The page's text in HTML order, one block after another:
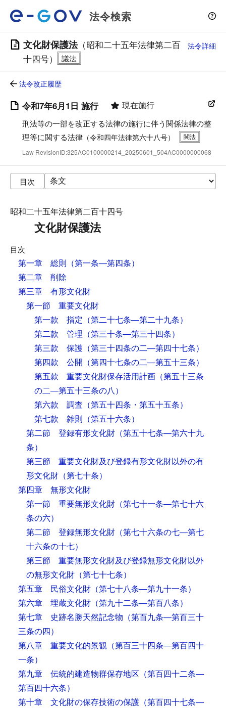
法令検索
文化財保護法（昭和二十五年法律第二百
十四号）
法令詳細
法令改正履歴
令和7年6月1日 施行 現在施行
刑法等の一部を改正する法律の施行に伴う関係法律の整
理等に関する法律 （令和四年法律第六十八号）
Law RevisionID:325AC0100000214_20250601_504AC0000000068
目次
昭和二十五年法律第二百十四号
文化財保護法
目次
第一章 総則 （第一条―第四条）
第二章 削除
第三章 有形文化財
第一節 重要文化財
第一款 指定 （第二十七条―第二十九条）
第二款 管理 （第三十条―第三十四条）
第三款 保護 （第三十四条の二―第四十七条）
第四款 公開 （第四十七条の二―第五十三条）
第五款 重要文化財保存活用計画 （第五十三条
の二―第五十三条の八）
第六款 調査 （第五十四条・第五十五条）
第七款 雑則 （第五十六条）
第二節 登録有形文化財 （第五十七条―第六十九
条）
第三節 重要文化財及び登録有形文化財以外の有
形文化財 （第七十条）
第四章 無形文化財
第一節 重要無形文化財 （第七十一条―第七十六
条の六）
第二節 登録無形文化財 （第七十六条の七―第七
十六条の十七）
第三節 重要無形文化財及び登録無形文化財以外
の無形文化財 （第七十七条）
第五章 民俗文化財 （第七十八条―第九十一条）
第六章 埋蔵文化財 （第九十二条―第百八条）
第七章 史跡名勝天然記念物 （第百九条―第百三十
三条の四）
第八章 重要文化的景観 （第百三十四条―第百四十
一条）
第九章 伝統的建造物群保存地区 （第百四十二条―
第百四十六条）
第十章 文化財の保存技術の保護 （第百四十七条―